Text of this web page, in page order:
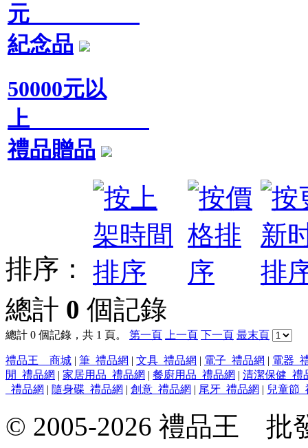
元
紀念品
50000元以
上
禮品贈品
排序：
總計 0 個記錄
總計 0 個記錄，共 1 頁。 第一頁 上一頁 下一頁 最末頁
禮品王 商城 筆_禮品網 文具_禮品網 電子_禮品網
電器_
閒_禮品網
家居用品_禮品網 餐廚用品_禮品網
清潔保健_禮
_禮品網
隨身碟_禮品網 創意_禮品網 尾牙_禮品網 兒童節
© 2005-2026 禮品王 批